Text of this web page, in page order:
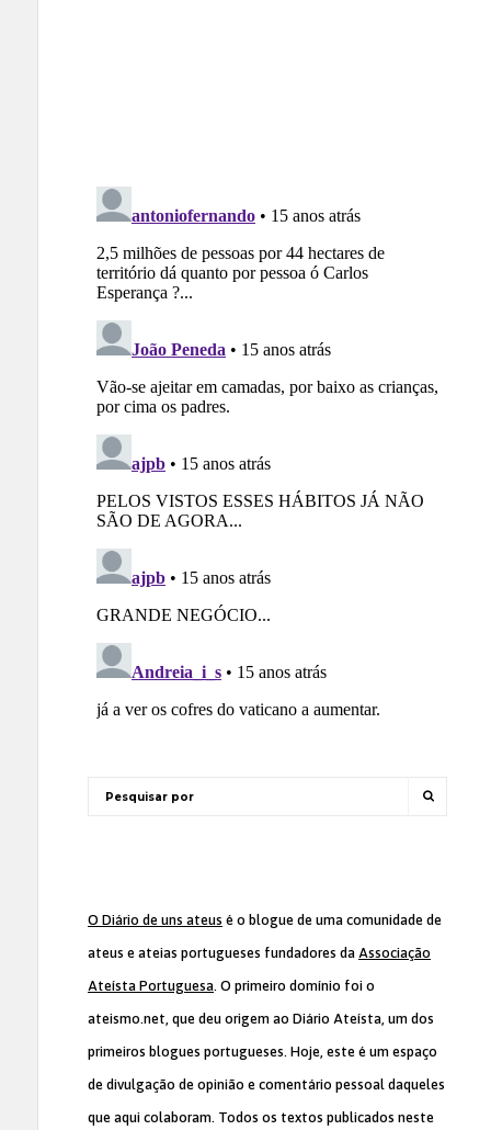
O Diário de uns ateus é o blogue de uma comunidade de
ateus e ateias portugueses fundadores da Associação
Ateísta Portuguesa. O primeiro domínio foi o
ateismo.net, que deu origem ao Diário Ateísta, um dos
primeiros blogues portugueses. Hoje, este é um espaço
de divulgação de opinião e comentário pessoal daqueles
que aqui colaboram. Todos os textos publicados neste